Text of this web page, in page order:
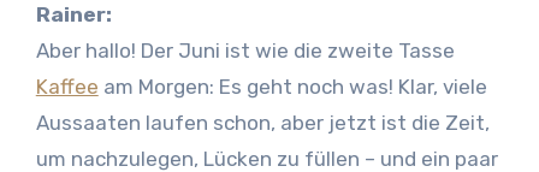
Rainer:
Aber hallo! Der Juni ist wie die zweite Tasse
Kaffee am Morgen: Es geht noch was! Klar, viele
Aussaaten laufen schon, aber jetzt ist die Zeit,
um nachzulegen, Lücken zu füllen – und ein paar